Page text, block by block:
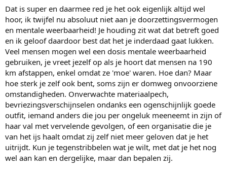
februari. Heb er erg veel zin in en ga zoveel mogelijk genieten..
Vriendelijke groet leon
Dat is super en daarmee red je het ook eigenlijk altijd wel
hoor, ik twijfel nu absoluut niet aan je doorzettingsvermogen
en mentale weerbaarheid! Je houding zit wat dat betreft goed
en ik geloof daardoor best dat het je inderdaad gaat lukken.
Veel mensen mogen wel een dosis mentale weerbaarheid
gebruiken, je vreet jezelf op als je hoort dat mensen na 190
km afstappen, enkel omdat ze 'moe' waren. Hoe dan? Maar
hoe sterk je zelf ook bent, soms zijn er domweg onvoorziene
omstandigheden. Onverwachte materiaalpech,
bevriezingsverschijnselen ondanks een ogenschijnlijk goede
outfit, iemand anders die jou per ongeluk meeneemt in zijn of
haar val met vervelende gevolgen, of een organisatie die je
van het ijs haalt omdat zij zelf niet meer geloven dat je het
uitrijdt. Kun je tegenstribbelen wat je wilt, met dat je het nog
wel aan kan en dergelijke, maar dan bepalen zij.